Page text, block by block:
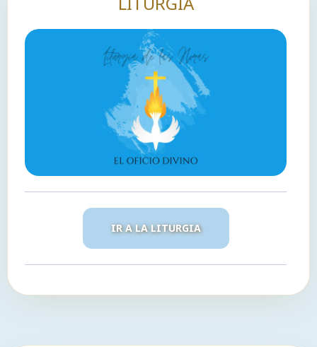
IR A LA LITURGIA